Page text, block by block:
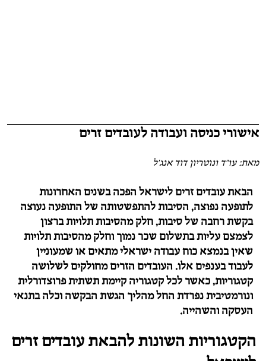
אישורי כניסה ועבודה לעובדים זרים
מאת: עו"ד ונוטריון דוד אנג'ל
הבאת עובדים זרים לישראל הפכה בשנים האחרונות
לתופעה נפוצה, הסיבות להתפשטותה של התופעה נעוצה
בקשת רחבה של סיבות, חלק מהסיבות תלויות ברצון
לצמצם עליות בתשלום שכר נמוך וחלק מהסיבות תלויות
שאין בנמצא כוח עבודה ישראלי מתאים או שמעוניין
לעבוד בענפים אלו. העובדים הזרים מחולקים לשלושה
קטגוריות, כאשר לכל קטגוריה קיימת תשתית פרוצדורלית
ונורמטיבית נפרדת החל מהליך הגשת הבקשה וכלה בתנאי
העסקה והשהייה.
הקטגוריות השונות להבאת עובדים זרים